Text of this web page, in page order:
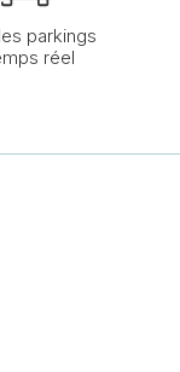
parkings
réel